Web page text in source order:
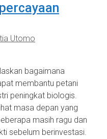
Utomo
bagaimana
membantu petani
peningkat biologis.
masa depan yang
masih ragu dan
sebelum berinvestasi.